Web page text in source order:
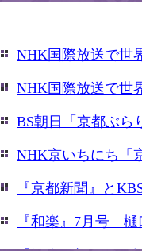
NHK国際放送で世
NHK国際放送で世
BS朝日「京都ぶら
NHK京いちにち「
『京都新聞』と
『和楽』7月号 樋